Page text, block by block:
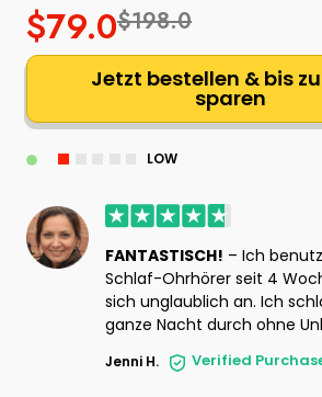
$79.0$198.0
Jetzt bestellen & bis
sparen
LOW
FANTASTISCH! – Ich
Schlaf-Ohrhörer seit 4
sich unglaublich an. Ich
ganze Nacht durch ohne
Jenni H. Verified